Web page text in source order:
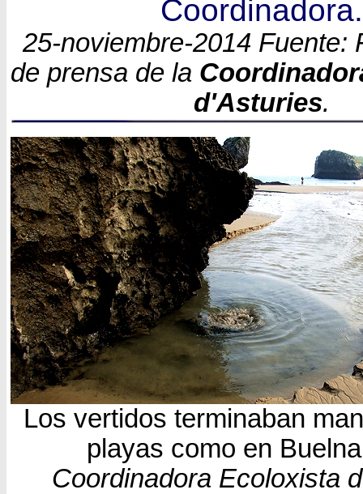
Coordinadora.
25-noviembre-2014 Fuente:
de prensa de la
d'Asturies.
Los vertidos terminaban
playas como en
Coordinadora Ecoloxista